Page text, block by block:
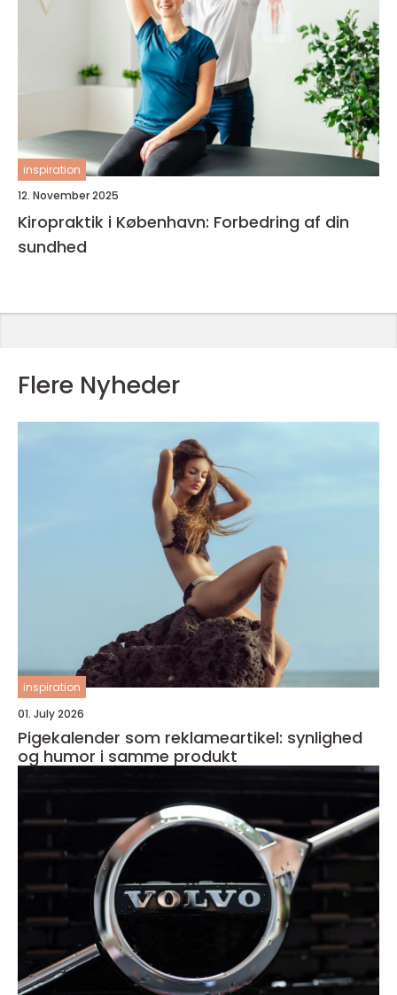
inspiration
12. November 2025
Kiropraktik i København: Forbedring af din
sundhed
Flere Nyheder
inspiration
01. July 2026
Pigekalender som reklameartikel: synlighed
og humor i samme produkt